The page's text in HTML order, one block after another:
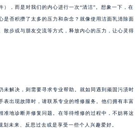
），而是对我们的内心进行一次“清洁”。想象一下，在
是否积攒了太多的压力和杂念？就像使用洁面乳清除面
散步或与朋友交流等方式，释放内心的压力，让心灵得
未解决，则需要寻求专业帮助。就如同遇到顽固污渍时
表出现故障时，请联系专业的维修服务。他们拥有丰富
准地诊断并修复问题。在等待维修的过程中，不妨将这
划未来、反思过去或是享受一些个人兴趣爱好。